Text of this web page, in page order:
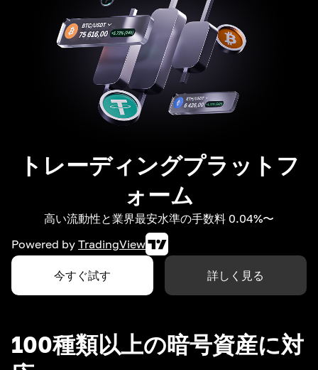
トレーディングプラットフ
ォーム
高い流動性と業界最安水準の手数料 0.04%〜
Powered by TradingView
今すぐ試す 詳しく見る
100種類以上の暗号資産に対